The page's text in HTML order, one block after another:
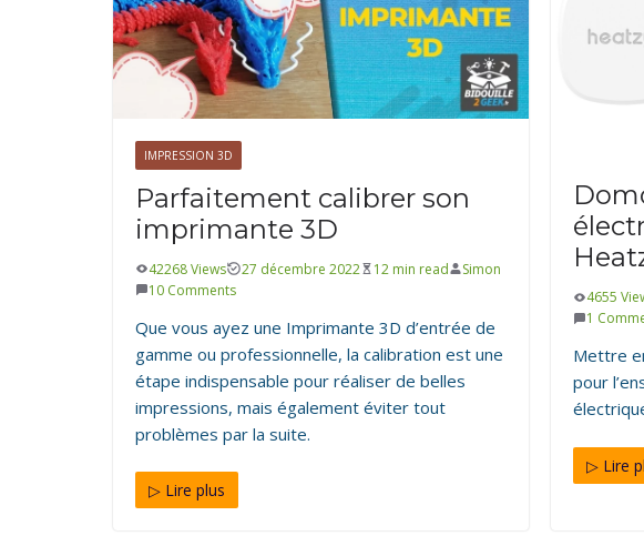
ÉLECTRONIQUE RASPBERRY
Utiliser un splitter PoE USB Type-C
alimenter un Raspberry Pi 4 ?
ARDUINO ÉLECTRONIQUE
IMPRESSION 3D
Parfaitement calibrer son
imprimante 3D
42268 Views 27 décembre 2022 12 min read
Simon
10 Comments
Que vous ayez une Imprimante 3D d’entrée de
gamme ou professionnelle, la calibration est une
étape indispensable pour réaliser de belles
impressions, mais également éviter tout
problèmes par la suite.
▷ Lire plus
4655
1
Mettre
pour
▷ Lire